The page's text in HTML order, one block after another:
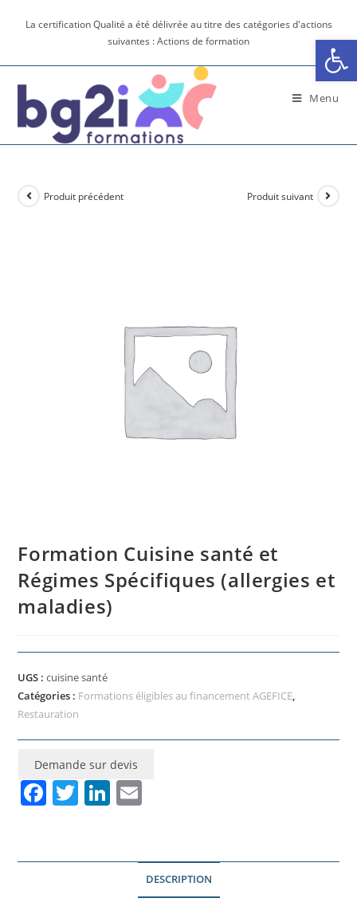
La certification Qualité a été délivrée au titre des catégories d'actions
suivantes : Actions de formation
Menu
Produit précédent Produit suivant
Formation Cuisine santé et
Régimes Spécifiques (allergies et
maladies)
UGS :cuisine santé
Catégories : Formations éligibles au financement AGEFICE,
Restauration
Demande sur devis
F
e
T
er
Li
e lDESCRIPTION